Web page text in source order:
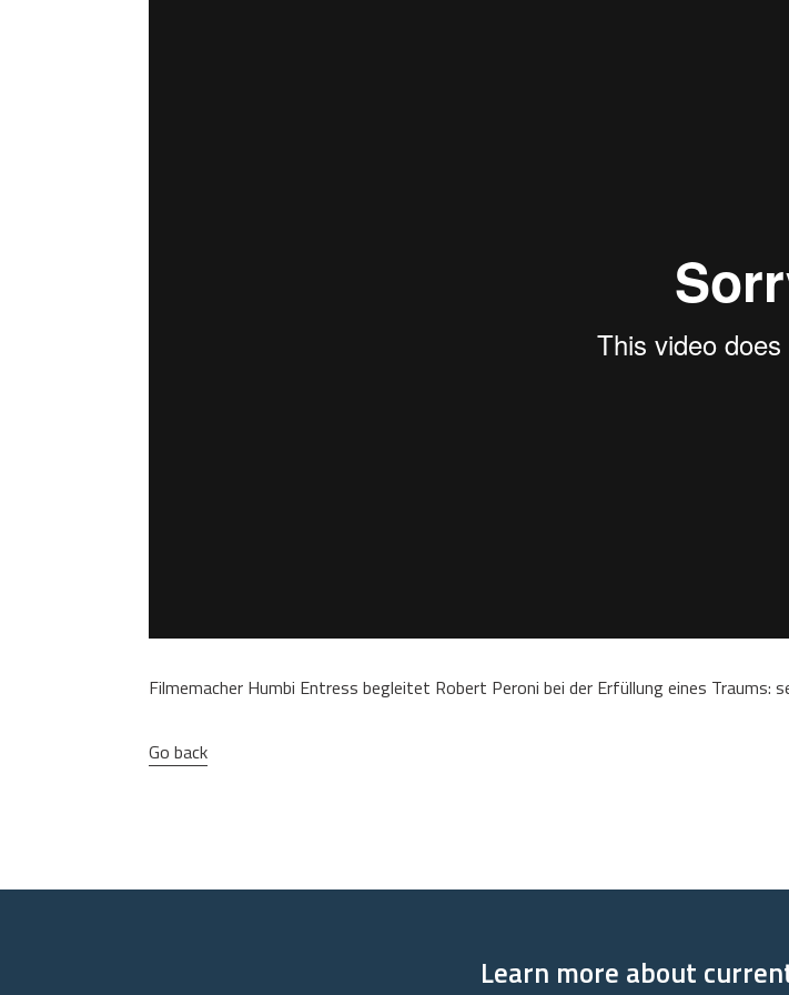
Filmemacher Humbi Entress begleitet Robert Peroni bei der Erfüllung eines
Go back
Learn more about